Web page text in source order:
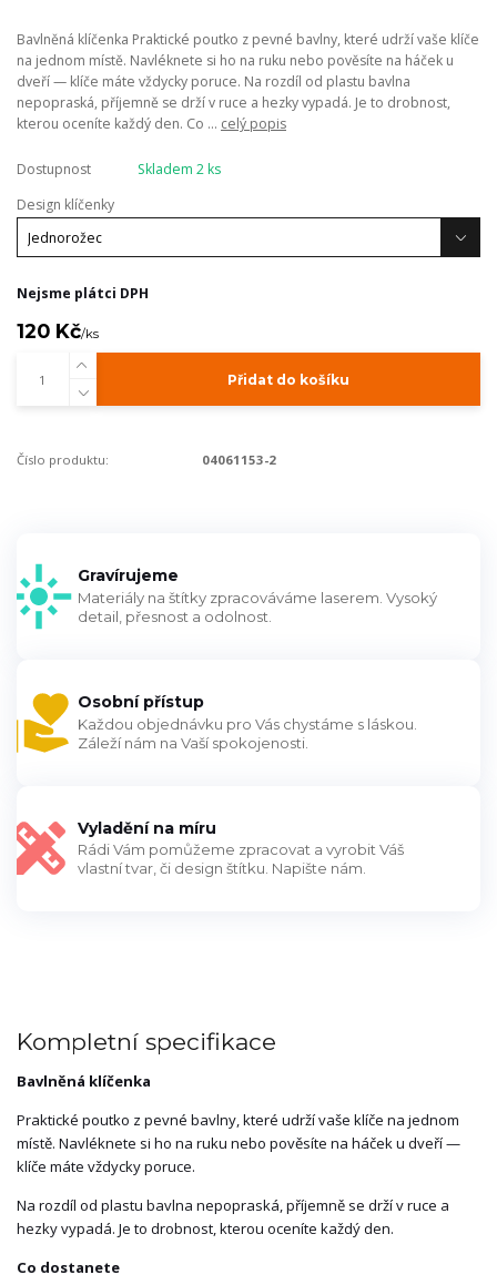
Bavlněná klíčenka Praktické poutko z pevné bavlny, které udrží vaše klíče
na jednom místě. Navléknete si ho na ruku nebo pověsíte na háček u
dveří — klíče máte vždycky poruce. Na rozdíl od plastu bavlna
nepopraská, příjemně se drží v ruce a hezky vypadá. Je to drobnost,
kterou oceníte každý den. Co ... celý popis
Dostupnost
Skladem 2 ks
Design klíčenky
Nejsme plátci DPH
120 Kč/ks
Přidat do košíku
Číslo produktu: 04061153-2
Gravírujeme
Materiály na štítky zpracováváme laserem. Vysoký
detail, přesnost a odolnost.
Osobní přístup
Každou objednávku pro Vás chystáme s láskou.
Záleží nám na Vaší spokojenosti.
Vyladění na míru
Rádi Vám pomůžeme zpracovat a vyrobit Váš
vlastní tvar, či design štítku. Napište nám.
Kompletní specifikace
Bavlněná klíčenka
Praktické poutko z pevné bavlny, které udrží vaše klíče na jednom
místě. Navléknete si ho na ruku nebo pověsíte na háček u dveří —
klíče máte vždycky poruce.
Na rozdíl od plastu bavlna nepopraská, příjemně se drží v ruce a
hezky vypadá. Je to drobnost, kterou oceníte každý den.
Co dostanete